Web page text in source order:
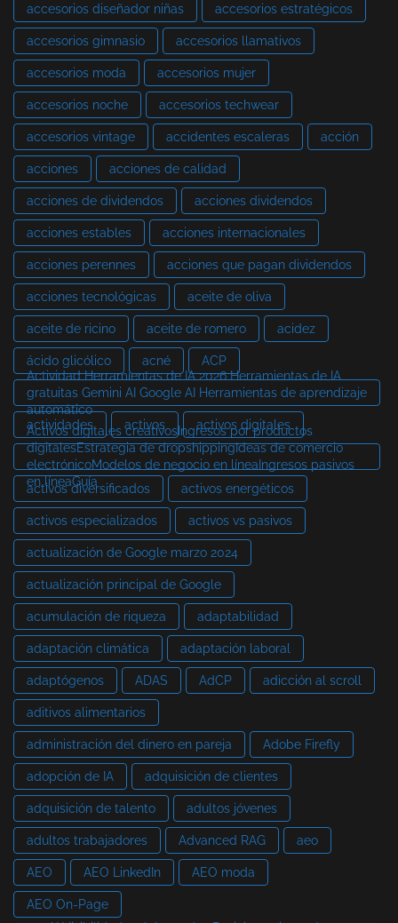
accesorios diseñador niñas accesorios estratégicos
accesorios gimnasio accesorios llamativos
accesorios moda accesorios mujer
accesorios noche accesorios techwear
accesorios vintage accidentes escaleras acción
acciones acciones de calidad
acciones de dividendos acciones dividendos
acciones estables acciones internacionales
acciones perennes acciones que pagan dividendos
acciones tecnológicas aceite de oliva
aceite de ricino aceite de romero acidez
ácido glicólico acné
ACP
Actividad Herramientas de IA 2026 Herramientas de IA
gratuitas Gemini AI Google AI Herramientas de aprendizaje
automático
actividades
activos activos digitales
Activos digitales creativosIngresos por productos
digitalesEstrategia de dropshippingIdeas de comercio
electrónicoModelos de negocio en líneaIngresos pasivos
en líneaGuía
activos diversificados activos energéticos
activos especializados activos vs pasivos
actualización de Google marzo 2024
actualización principal de Google
acumulación de riqueza adaptabilidad
adaptación climática adaptación laboral
adaptógenos ADAS AdCP adicción al scroll
aditivos alimentarios
administración del dinero en pareja Adobe Firefly
adopción de IA adquisición de clientes
adquisición de talento adultos jóvenes
adultos trabajadores Advanced RAG aeo
AEO AEO LinkedIn AEO moda
AEO On-Page